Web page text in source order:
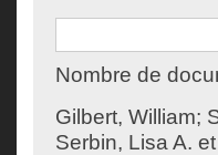
Nombre de
Gilbert, William;
Serbin, Lisa A. et